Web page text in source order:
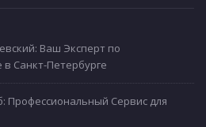
Ваш Эксперт по
Санкт-Петербурге
Профессиональный Сервис для